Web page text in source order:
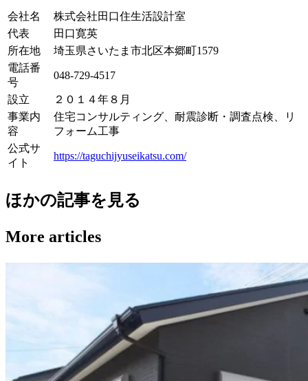
会社名
株式会社田口住生活設計室
代表
田口寛英
所在地
埼玉県さいたま市北区本郷町1579
電話番
号
048-729-4517
設立
２０１４年８月
事業内
容
住宅コンサルティング、耐震診断・調査点検、リ
フォーム工事
公式サ
イト
https://taguchijyuseikatsu.com/
ほかの記事を見る
More articles